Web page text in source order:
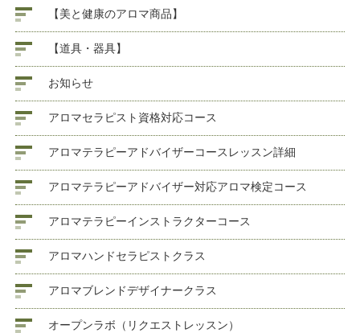
【美と健康のアロマ商品】
【道具・器具】
お知らせ
アロマセラピスト資格対応コース
アロマテラピーアドバイザーコースレッスン詳細
アロマテラピーアドバイザー対応アロマ検定コース
アロマテラピーインストラクターコース
アロマハンドセラピストクラス
アロマブレンドデザイナークラス
オープンラボ（リクエストレッスン）